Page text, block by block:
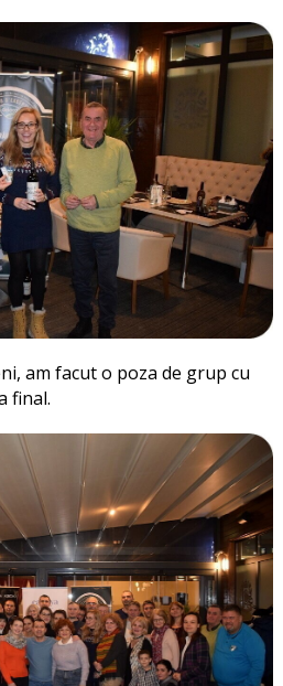
am facut o poza de grup cu
final.